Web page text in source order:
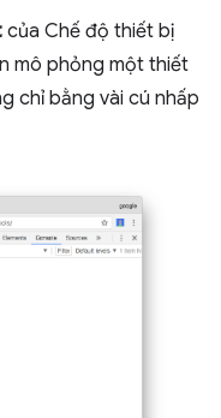
của Chế độ thiết bị
mô phỏng một thiết
chỉ bằng vài cú nhấp